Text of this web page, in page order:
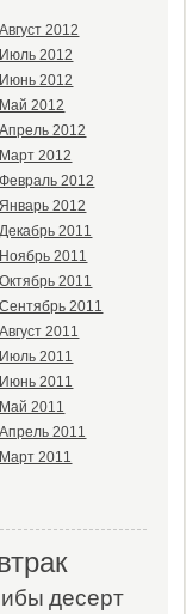
Август 2012
Июль 2012
Июнь 2012
Май 2012
Апрель 2012
Март 2012
Февраль 2012
Январь 2012
Декабрь 2011
Ноябрь 2011
Октябрь 2011
Сентябрь 2011
Август 2011
Июль 2011
Июнь 2011
Май 2011
Апрель 2011
Март 2011
десерт